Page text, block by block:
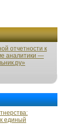
отчетности к
аналитики —
единый